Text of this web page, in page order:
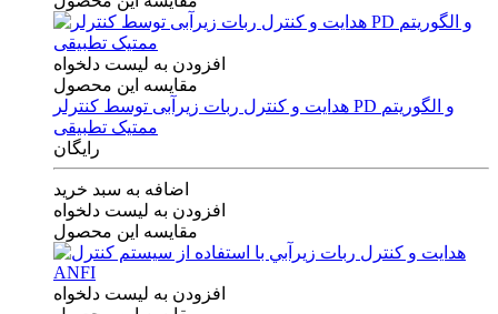
افزودن به لیست دلخواه
مقایسه این محصول
هدایت و کنترل ربات زیرآبی توسط کنترلر PD و الگوریتم
ممتیک تطبیقی
رایگان
اضافه به سبد خرید
افزودن به لیست دلخواه
مقایسه این محصول
افزودن به لیست دلخواه